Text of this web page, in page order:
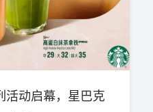
活动启幕，星巴克